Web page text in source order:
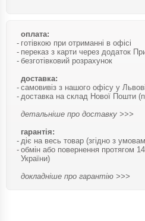
оплата:
готівкою при отриманні в офісі
переказ з карти через додаток
безготівковий розрахунок
доставка:
самовивіз з нашого офісу у Львові
доставка на склад Нової Пошти
детальніше про доставку >>>
гарантія:
діє на весь товар (згідно з
обмін або повернення протягом
України)
докладніше про гарантію >>>